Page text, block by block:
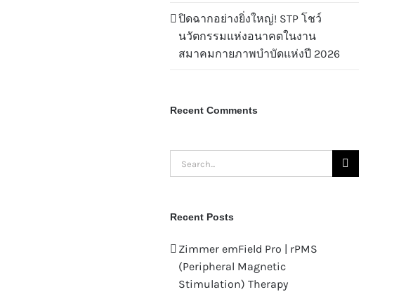
ปิดฉากอย่างยิ่งใหญ่! STP โชว์
นวัตกรรมแห่งอนาคตในงาน
สมาคมกายภาพบำบัดแห่งปี 2026
Recent Comments
Search
for:
Recent Posts
Zimmer emField Pro | rPMS
(Peripheral Magnetic
Stimulation) Therapy